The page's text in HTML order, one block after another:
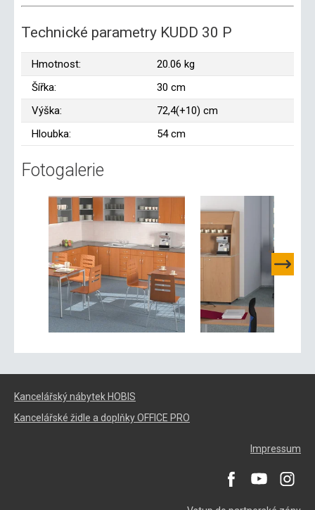
Technické parametry KUDD 30 P
Hmotnost:
20.06 kg
Šířka:
30 cm
Výška:
72,4(+10) cm
Hloubka:
54 cm
Fotogalerie
Kancelářský nábytek HOBIS
Kancelářské židle a doplňky OFFICE PRO
Impressum